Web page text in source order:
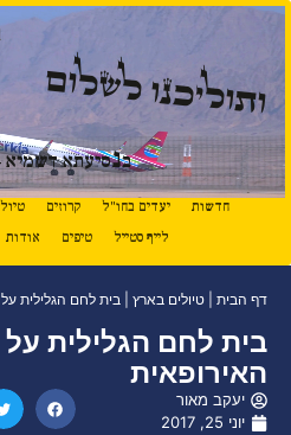
ותוליכנו לשלום
בנסיעתא דשמיא
חדשות יעדים בחו"ל קרוזים
לייף סטייל
טיפים אודות
דף הבית טיולים בארץ בית לחם הגלילית
בית לחם הגלילית
האירופאית
יעקב מאור
יוני 25, 2017